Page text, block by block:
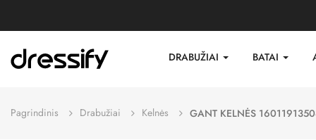
DRABUŽIAI BATAI
Pagrindinis Drabužiai Kelnės GANT KELNĖS